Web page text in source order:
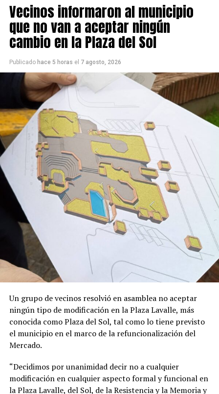
Vecinos informaron al municipio
que no van a aceptar ningún
cambio en la Plaza del Sol
Publicado hace 5 horas el 7 agosto, 2026
Un grupo de vecinos resolvió en asamblea no aceptar
ningún tipo de modificación en la Plaza Lavalle, más
conocida como Plaza del Sol, tal como lo tiene previsto
el municipio en el marco de la refuncionalización del
Mercado.
“Decidimos por unanimidad decir no a cualquier
modificación en cualquier aspecto formal y funcional en
la Plaza Lavalle, del Sol, de la Resistencia y la Memoria y